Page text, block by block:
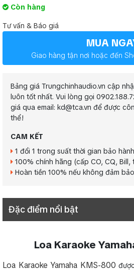
Còn hàng
Tư vấn & Báo giá
MUA
Giao hàng tận nơi hoặc đến
Bảng giá Trungchinhaudio.vn cập
luôn tốt nhất. Vui lòng gọi
giá qua email: kd@tca.vn để được
thể!
CAM KẾT
1 đổi 1 trong suất thời gian bảo hành
100% chính hãng (cấp CO, CQ, Bill,
Hoàn tiền 100% nếu không đảm
Đặc điểm nổi bật
Loa Karaoke
Loa Karaoke Yamaha KMS-800